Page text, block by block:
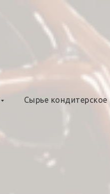
Сырье кондитерское